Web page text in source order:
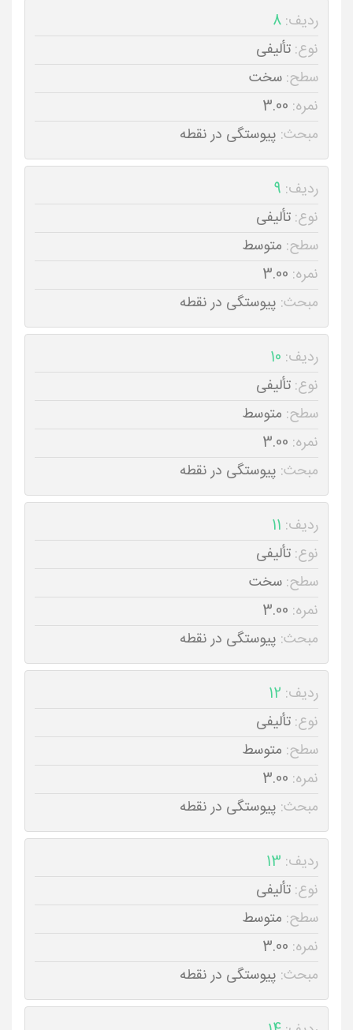
ردیف: 8
نوع: تألیفی
سطح: سخت
نمره: 3.00
مبحث: پیوستگی در نقطه
ردیف: 9
نوع: تألیفی
سطح: متوسط
نمره: 3.00
مبحث: پیوستگی در نقطه
ردیف: 10
نوع: تألیفی
سطح: متوسط
نمره: 3.00
مبحث: پیوستگی در نقطه
ردیف: 11
نوع: تألیفی
سطح: سخت
نمره: 3.00
مبحث: پیوستگی در نقطه
ردیف: 12
نوع: تألیفی
سطح: متوسط
نمره: 3.00
مبحث: پیوستگی در نقطه
ردیف: 13
نوع: تألیفی
سطح: متوسط
نمره: 3.00
مبحث: پیوستگی در نقطه